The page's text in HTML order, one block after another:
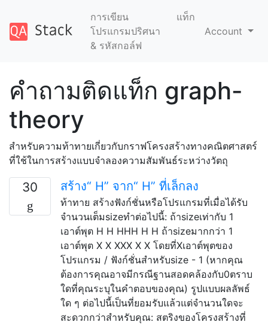
การเขียน
โปรแกรมปริศนา
& รหัสกอล์ฟ
แท็ก
Account
คำถามติดแท็ก graph-
theory
สำหรับความท้าทายเกี่ยวกับกราฟโครงสร้างทางคณิตศาสตร์
ที่ใช้ในการสร้างแบบจำลองความสัมพันธ์ระหว่างวัตถุ
30 สร้าง“ H” จาก“ H” ที่เล็กลง
ท้าทาย สร้างฟังก์ชั่นหรือโปรแกรมที่เมื่อได้รับ
จำนวนเต็มsizeทำต่อไปนี้: ถ้าsizeเท่ากับ 1
เอาต์พุต H H HHH H H ถ้าsizeมากกว่า 1
เอาต์พุต X X XXX X X โดยที่Xเอาต์พุตของ
โปรแกรม / ฟังก์ชั่นสำหรับsize - 1 (หากคุณ
ต้องการคุณอาจมีกรณีฐานสอดคล้องกับ0ตราบ
ใดที่คุณระบุในคำตอบของคุณ) รูปแบบผลลัพธ์
ใด ๆ ต่อไปนี้เป็นที่ยอมรับแล้วแต่จำนวนใดจะ
สะดวกกว่าสำหรับคุณ: สตริงของโครงสร้างที่